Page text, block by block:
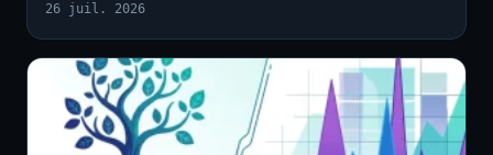
26 juil. 2026